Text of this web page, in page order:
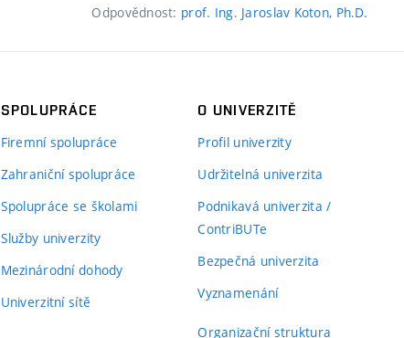
Odpovědnost: prof. Ing. Jaroslav Koton, Ph.D.
SPOLUPRÁCE
Firemní spolupráce
Zahraniční spolupráce
Spolupráce se školami
Služby univerzity
Mezinárodní dohody
Univerzitní sítě
O UNIVERZITĚ
Profil univerzity
Udržitelná univerzita
Podnikavá univerzita /
ContriBUTe
Bezpečná univerzita
Vyznamenání
Organizační struktura